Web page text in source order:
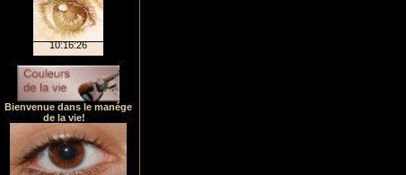
Bienvenue dans le manége
de la vie!